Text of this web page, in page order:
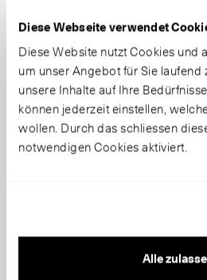
Diese Webseite verwendet
Diese Website nutzt Cookies und
um unser Angebot für Sie laufend
unsere Inhalte auf Ihre
können jederzeit einstellen,
wollen. Durch das schliessen
notwendigen Cookies aktiviert.
Alle